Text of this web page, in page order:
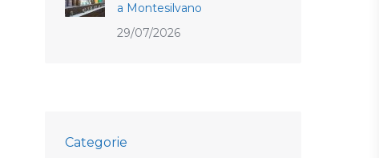
a Montesilvano
29/07/2026
Categorie